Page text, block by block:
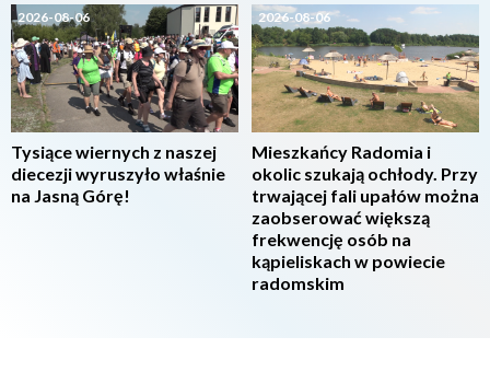
2026-08-06
Tysiące wiernych z naszej
diecezji wyruszyło właśnie
na Jasną Górę!
2026-08-06
Mieszkańcy Radomia i
okolic szukają ochłody. Przy
trwającej fali upałów można
zaobserować większą
frekwencję osób na
kąpieliskach w powiecie
radomskim